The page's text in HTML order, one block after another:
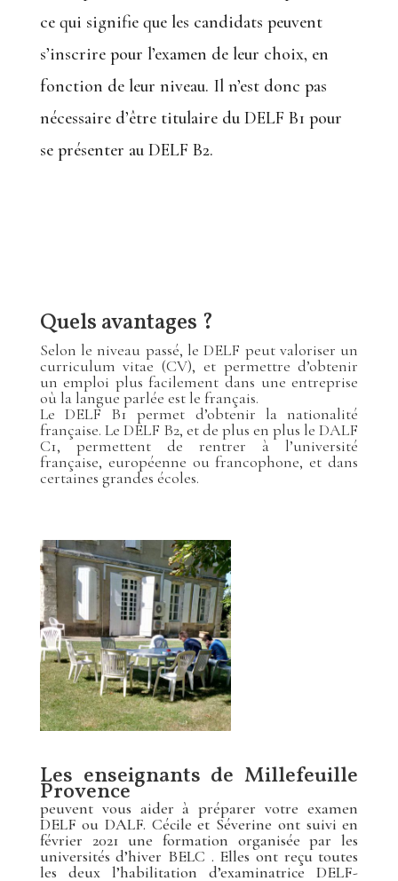
ce qui signifie que les candidats peuvent
s’inscrire pour l’examen de leur choix, en
fonction de leur niveau. Il n’est donc pas
nécessaire d’être titulaire du DELF B1 pour
se présenter au DELF B2.
Quels avantages ?
Selon le niveau passé, le DELF peut valoriser un
curriculum vitae (CV), et permettre d’obtenir
un emploi plus facilement dans une entreprise
où la langue parlée est le français.
Le DELF B1 permet d’obtenir la nationalité
française. Le DELF B2, et de plus en plus le DALF
C1, permettent de rentrer à l’université
française, européenne ou francophone, et dans
certaines grandes écoles.
Les enseignants de Millefeuille
Provence
peuvent vous aider à préparer votre examen
DELF ou DALF. Cécile et Séverine ont suivi en
février 2021 une formation organisée par les
universités d’hiver BELC . Elles ont reçu toutes
les deux l’habilitation d’examinatrice DELF-